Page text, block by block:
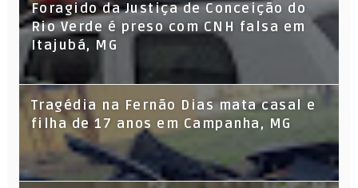
Foragido da Justiça de Conceição do
Rio Verde é preso com CNH falsa em
Itajubá, MG
Tragédia na Fernão Dias mata casal e
filha de 17 anos em Campanha, MG